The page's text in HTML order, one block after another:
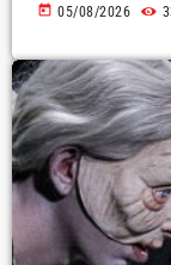
today 05/08/2026